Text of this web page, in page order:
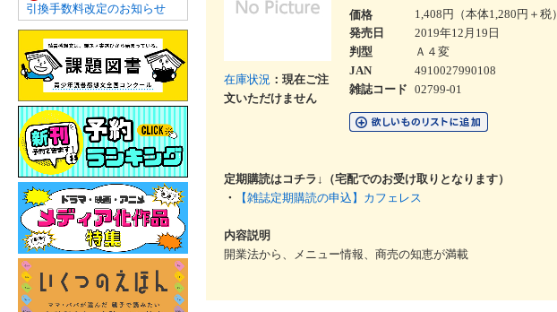
引換手数料改定のお知らせ
在庫状況 ：現在ご注
文いただけません
価格
1,408円（本体1,280円＋税）
発売日
2019年12月19日
判型
Ａ４変
JAN
4910027990108
雑誌コード
02799-01
定期購読はコチラ↓（宅配でのお受け取りとなります）
・
【雑誌定期購読の申込】カフェレス
内容説明
開業法から、メニュー情報、商売の知恵が満載